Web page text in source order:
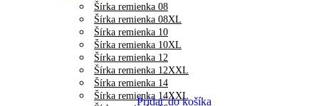
Šírka remienka 08
Šírka remienka 08XL
Šírka remienka 10
Šírka remienka 10XL
Šírka remienka 12
Šírka remienka 12XXL
Šírka remienka 14
Šírka remienka 14XXL
Pridať do košíka